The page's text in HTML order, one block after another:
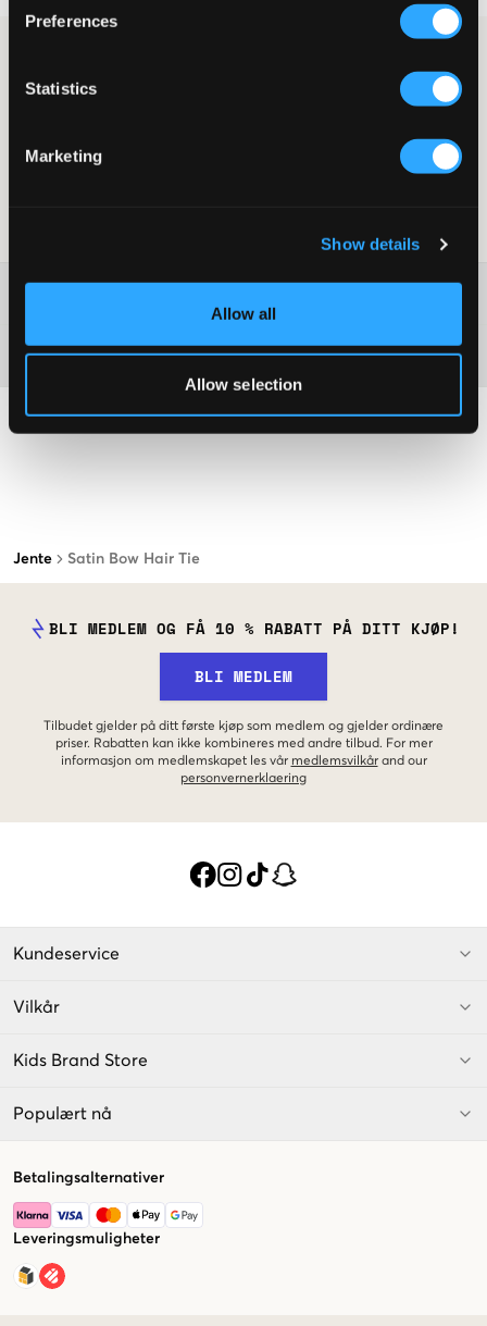
Preferences
Statistics
Marketing
Show details
Allow all
Allow selection
Jente Satin Bow Hair Tie
som gjør at den passer både til hverdags og til fest. Diameteren
er 6 cm.
Diameter: 6 cm
Farge: Light Rose
Materiale
BLI MEDLEM OG FÅ 10 % RABATT PÅ DITT KJØP!
BLI MEDLEM
Tilbudet gjelder på ditt første kjøp som medlem og gjelder ordinære
priser. Rabatten kan ikke kombineres med andre tilbud. For mer
informasjon om medlemskapet les vår medlemsvilkår and our
personvernerklaering
Kundeservice
Vilkår
Kids Brand Store
Populært nå
Betalingsalternativer
Leveringsmuligheter